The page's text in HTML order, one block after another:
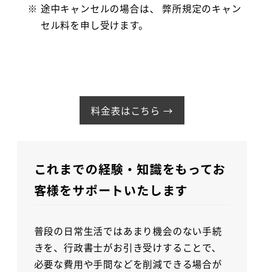
途中キャンセルの場合は、 弊所規定のキャン
セル料を申し受けます。
料金表はこちら →
これまでの経験・知識をもってお
客様をサポートいたします
普段の日常生活ではあまり機会のない手続
きを、行政書士がお引き受けすることで、
必要な費用や手間などを削減できる場合が